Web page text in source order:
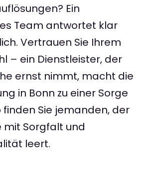
Ein
Team antwortet klar
Vertrauen Sie Ihrem
– ein Dienstleister, der
ernst nimmt, macht die
in Bonn zu einer Sorge
finden Sie jemanden, der
mit Sorgfalt und
leert.